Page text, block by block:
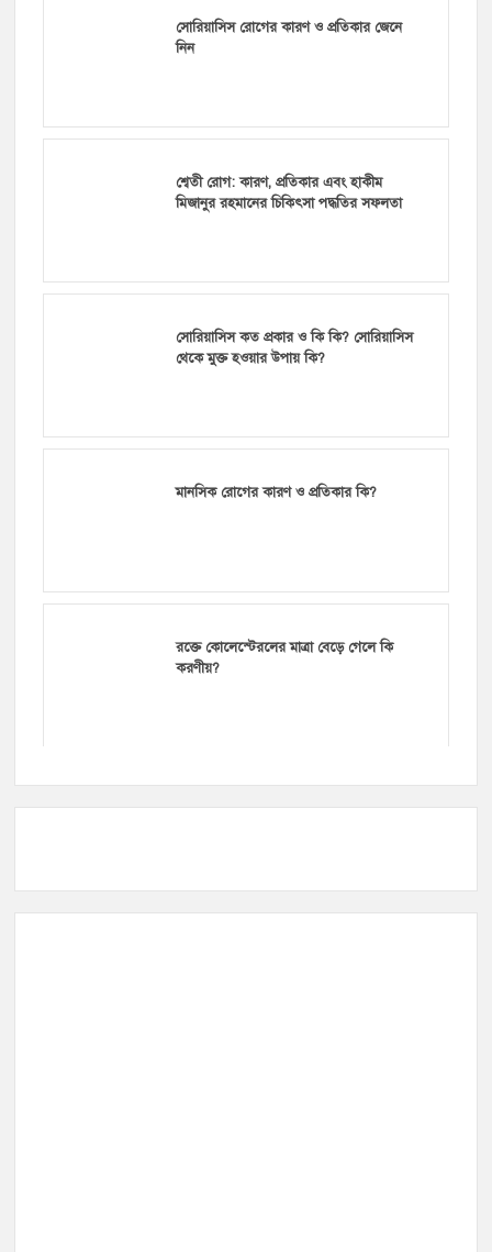
সোরিয়াসিস রোগের কারণ ও প্রতিকার জেনে
নিন
শ্বেতী রোগ: কারণ, প্রতিকার এবং হাকীম
মিজানুর রহমানের চিকিৎসা পদ্ধতির সফলতা
সোরিয়াসিস কত প্রকার ও কি কি? সোরিয়াসিস
থেকে মুক্ত হওয়ার উপায় কি?
মানসিক রোগের কারণ ও প্রতিকার কি?
রক্তে কোলেস্টেরলের মাত্রা বেড়ে গেলে কি
করণীয়?